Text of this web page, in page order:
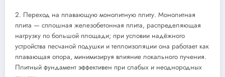
2. Переход на плавающую монолитную плиту. Монолитная
плита — сплошная железобетонная плита, распределяющая
нагрузку по большой площади; при условии надёжного
устройства песчаной подушки и теплоизоляции она работает как
плавающая опора, минимизируя влияние локального пучения.
Плитный фундамент эффективен при слабых и неоднородных